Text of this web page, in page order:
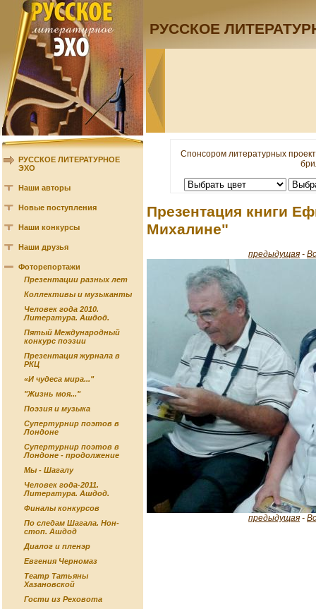
РУССКОЕ
РУССКОЕ ЛИТЕРАТУРНОЕ
ЭХО
Наши авторы
Новые поступления
Наши конкурсы
Наши друзья
Фоторепортажи
Презентации разных лет
Коллективы и музыканты
Человек года 2010.
Литература. Ашдод.
Пятый Международный
конкурс поэзии
Презентация журнала в
РКЦ
«И чудеса мира..."
"Жизнь моя..."
Поэзия и музыка
Супертурнир поэтов в
Лондоне
Супертурнир поэтов в
Лондоне - продолжение
Мы - Шагалу
Человек года-2011.
Литература. Ашдод.
Финалы конкурсов
По следам Шагала. Нон-
стоп. Ашдод
Диалог и пленэр
Евгения Черномаз
Театр Татьяны
Хазановской
Гости из Реховота
Спонсором литературных
Презентация книги
Михалине"
предыдущая -
предыдущая -